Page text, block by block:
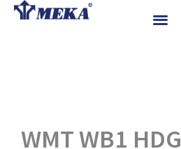
Hoppa
WMT WB1 HDG